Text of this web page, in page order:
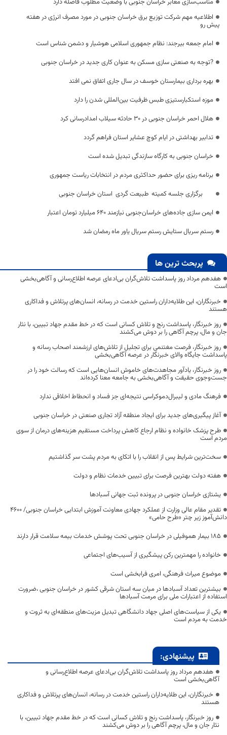
مناسب‌سازی معابر خراسان جنوبی با وضعیت مطلوب فاصله دارد
اطلاعیه مهم شرکت توزیع برق خراسان جنوبی در مورد مصرف انرژی در هفته
پیش رو
امام جمعه بیرجند: نظام جمهوری اسلامی هوشیار و دشمن‌ شناس است
?توجه به صنعتی سازی مسکن به عنوان کاری جدید در خراسان جنوبی
بهره برداری بیمارستان خوسف در سال جاری اتفاق نمی افتد
موزه استکبارستیزی طبس ظرفیت بین‌المللی شدن را دارد
هلال احمر خراسان جنوبی در ۳۰ حادثه سیلاب امدادرسانی کرد
تدابیر بهداشتی در ایام کوچ عشایر استان فراهم گردد
خراسان جنوبی به کارگاه سازندگی تبدیل شده است
برنامه ریزی برای حضور حداکثری مردم در انتخابات ریاست جمهوری
برگزاری جلسه کمیته طبیعت گردی استان خراسان جنوبی
ایمن سازی جاده‌های خراسان‌جنوبی نیازمند ۶۴۰ میلیارد تومان اعتبار
رستم سریال ستایش رستم سریال یاور ماه رمضان شد
پربحث ترین ها
هفدهم مرداد روز پاسداشت تلاش‌گران بی‌ادعای عرصه اطلاع‌رسانی و آگاهی‌بخشی
است
خبرنگاران، این طلایه‌داران راستین خدمت در رسانه، انسان‌های پرتلاش و فداکاری
هستند
روز خبرنگار، پاسداشت رنج و تلاش کسانی است که در خط مقدم جهاد تبیین، با نثار
جان و مال، پرچم آگاهی را بر دوش می‌کشند
روز خبرنگار، فرصت مغتنمی برای تجلیل از تلاش‌های ارزشمند اصحاب رسانه و
پاسداشت جایگاه والای خبرنگار در عرصه آگاهی‌بخشی
روز خبرنگار، یادآور مجاهدت‌های خاموش انسان‌هایی است که رسالت خود را در
جست‌وجوی حقیقت و آگاهی‌بخشی به جامعه معنا کرده‌اند
فرهنگ مادی و لیبرال‌دموکراسی نتیجه‌ای جز فساد و انحطاط اخلاقی ندارد
آغاز پیگیری‌های جدید برای ایجاد منطقه آزاد تجاری صنعتی در خراسان جنوبی
طرح پزشک خانواده و نظام ارجاع کاهش پرداخت مستقیم هزینه‌های درمان از سوی
مردم است
سخت‌ترین شرایط پس از انقلاب را با اتکای به مردم پشت سر گذاشتیم
هفته دولت بهترین فرصت برای تبیین خدمات نظام و دولت
یشتازی خراسان جنوبی در پرونده ثبت جهانی آسبادها
تقدیر مقام عالی وزارت از عملکرد جهادی معاونت آموزش ابتدایی خراسان جنوبی/ ۴۶۰۰
دانش‌آموز زیر چتر «طرح حامی»
۱۸۵ بیمار هموفیلی در خراسان جنوبی تحت پوشش خدمات بیمه سلامت قرار دارند
خانواده را مهمترین رکن پیشگیری از آسیب‌های اجتماعی
موضوع میراث فرهنگی، امری فرابخشی است
بیشترین تعداد آسبادها در میان سه استان شرقی کشور در خراسان جنوبی ،ضرورت
استفاده از اعتبارات ملی برای مرمت آسبادها
یکی از سیاست‌های اصلی جهاد دانشگاهی تبدیل مزیت‌های منطقه‌ای به ثروت و
خدمت به مردم است
پیشنهادی:
هفدهم مرداد روز پاسداشت تلاش‌گران بی‌ادعای عرصه اطلاع‌رسانی و
آگاهی‌بخشی است
خبرنگاران، این طلایه‌داران راستین خدمت در رسانه، انسان‌های پرتلاش و فداکاری
هستند
روز خبرنگار، پاسداشت رنج و تلاش کسانی است که در خط مقدم جهاد تبیین، با
نثار جان و مال، پرچم آگاهی را بر دوش می‌کشند